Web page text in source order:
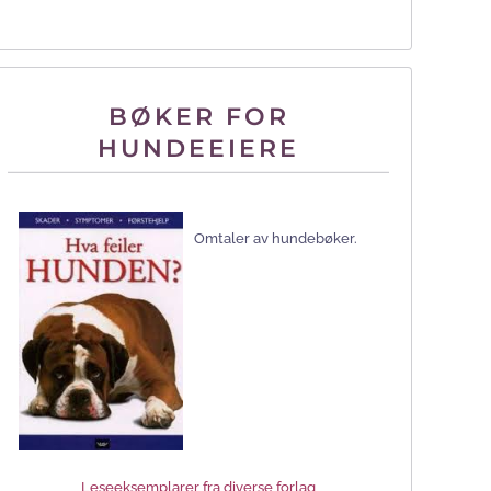
BØKER FOR
HUNDEEIERE
Omtaler av hundebøker.
Leseeksemplarer fra diverse forlag